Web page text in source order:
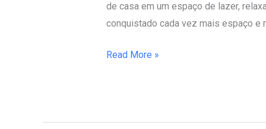
de casa em um espaço de lazer,
conquistado cada vez mais espaço e
Read More »